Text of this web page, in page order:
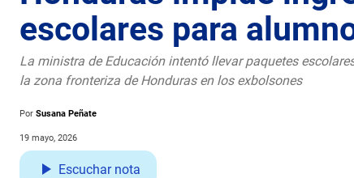
escolares para
La ministra de Educación intentó llevar paquetes
la zona fronteriza de Honduras en los exbolsones
Por Susana Peñate
19 mayo, 2026
Escuchar nota